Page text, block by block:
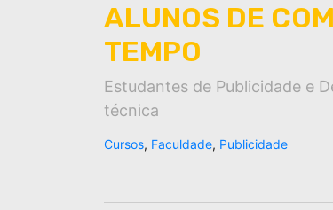
ALUNOS DE
TEMPO
Estudantes de Publicidade e
técnica
Cursos, Faculdade, Publicidade